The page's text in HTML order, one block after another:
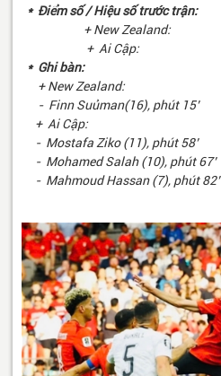
* Điểm số / Hiệu số trước trận:
+ New Zealand:
+ Ai Cập:
* Ghi bàn:
+ New Zealand:
- Finn Suủman(16), phút 15’
+ Ai Cập:
- Mostafa Ziko (11), phút 58’
- Mohamed Salah (10), phút 67’
- Mahmoud Hassan (7), phút 82’